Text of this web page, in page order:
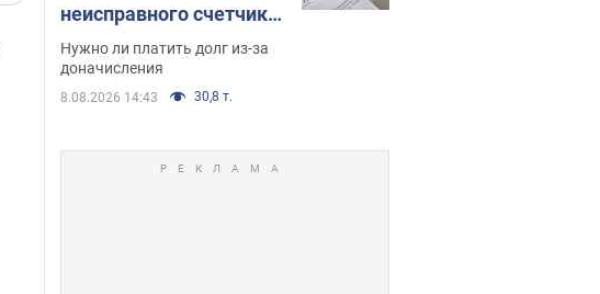
неисправного счетчика:
судья вынес
неожиданное решение
Нужно ли платить долг из-за
доначисления
8.08.2026 14:43 30,8 т.